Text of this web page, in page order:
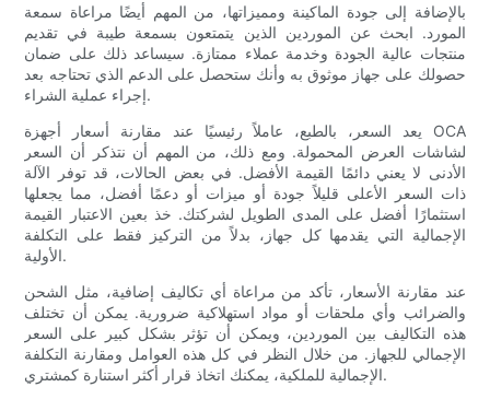
بالإضافة إلى جودة الماكينة ومميزاتها، من المهم أيضًا مراعاة سمعة
المورد. ابحث عن الموردين الذين يتمتعون بسمعة طيبة في تقديم
منتجات عالية الجودة وخدمة عملاء ممتازة. سيساعد ذلك على ضمان
حصولك على جهاز موثوق به وأنك ستحصل على الدعم الذي تحتاجه بعد
إجراء عملية الشراء.
يعد السعر، بالطبع، عاملاً رئيسيًا عند مقارنة أسعار أجهزة OCA
لشاشات العرض المحمولة. ومع ذلك، من المهم أن نتذكر أن السعر
الأدنى لا يعني دائمًا القيمة الأفضل. في بعض الحالات، قد توفر الآلة
ذات السعر الأعلى قليلاً جودة أو ميزات أو دعمًا أفضل، مما يجعلها
استثمارًا أفضل على المدى الطويل لشركتك. خذ بعين الاعتبار القيمة
الإجمالية التي يقدمها كل جهاز، بدلاً من التركيز فقط على التكلفة
الأولية.
عند مقارنة الأسعار، تأكد من مراعاة أي تكاليف إضافية، مثل الشحن
والضرائب وأي ملحقات أو مواد استهلاكية ضرورية. يمكن أن تختلف
هذه التكاليف بين الموردين، ويمكن أن تؤثر بشكل كبير على السعر
الإجمالي للجهاز. من خلال النظر في كل هذه العوامل ومقارنة التكلفة
الإجمالية للملكية، يمكنك اتخاذ قرار أكثر استنارة كمشتري.